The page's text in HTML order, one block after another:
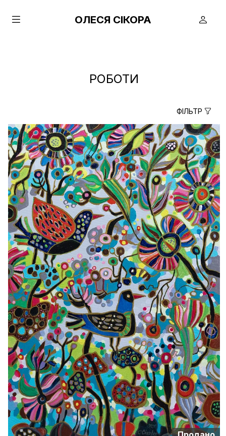
ОЛЕСЯ СІКОРА
РОБОТИ
ФІЛЬТР
true